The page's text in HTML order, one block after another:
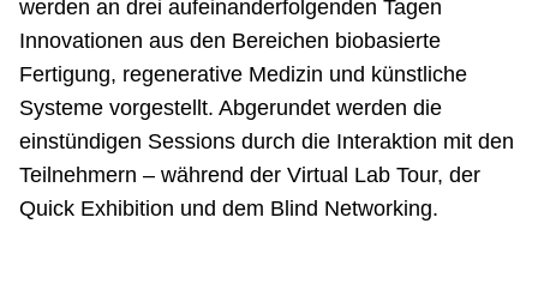
werden an drei aufeinanderfolgenden Tagen
Innovationen aus den Bereichen biobasierte
Fertigung, regenerative Medizin und künstliche
Systeme vorgestellt. Abgerundet werden die
einstündigen Sessions durch die Interaktion mit den
Teilnehmern – während der Virtual Lab Tour, der
Quick Exhibition und dem Blind Networking.